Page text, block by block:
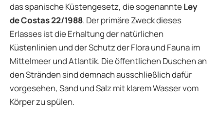
das spanische Küstengesetz, die sogenannteLey
de Costas 22/1988. Der primäre Zweck dieses
Erlasses ist die Erhaltung der natürlichen
Küstenlinien und der Schutz der Flora und Fauna im
Mittelmeer und Atlantik. Die öffentlichen Duschen an
den Stränden sind demnach ausschließlich dafür
vorgesehen, Sand und Salz mit klarem Wasser vom
Körper zu spülen.